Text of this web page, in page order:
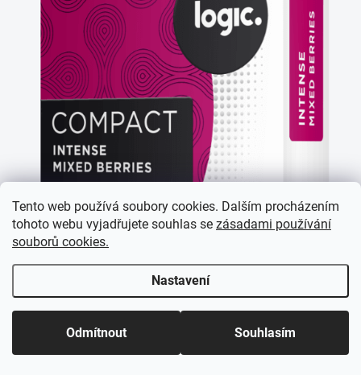
Tento web používá soubory cookies. Dalším procházením
tohoto webu vyjadřujete souhlas se zásadami používání
souborů cookies.
Nastavení
Odmítnout Souhlasím